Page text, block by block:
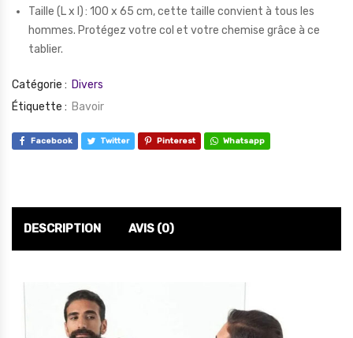
Taille (L x l) : 100 x 65 cm, cette taille convient à tous les
hommes. Protégez votre col et votre chemise grâce à ce
tablier.
Catégorie : Divers
Étiquette : Bavoir
Facebook Twitter Pinterest Whatsapp
DESCRIPTION AVIS (0)